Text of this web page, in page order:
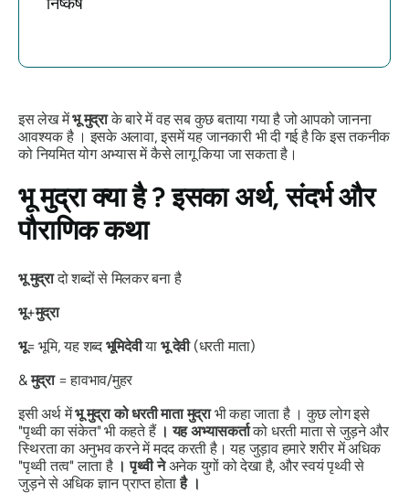
इस लेख मेंभूमुद्राके बारे में वह सब कुछ बताया गया है जो आपको जानना
आवश्यक है । इसके अलावा, इसमें यह जानकारी भी दी गई है कि इस तकनीक
को नियमित योग अभ्यास में कैसे लागू किया जा सकता है।
भू मुद्राक्या है ? इसका अर्थ, संदर्भ और
पौराणिक कथा
भूमुद्रादो शब्दों से मिलकर बना है
भू+मुद्रा
भू= भूमि, यह शब्दभूमिदेवीया भूदेवी(धरती माता)
&मुद्रा= हावभाव/मुहर
इसी अर्थ मेंभूमुद्रा कोधरती मातामुद्राभी कहा जाता है । कुछ लोग इसे
"पृथ्वी का संकेत" भी कहते हैं । यहअभ्यासकर्ताको धरती माता से जुड़ने और
स्थिरता का अनुभव करने में मदद करती है। यह जुड़ाव हमारे शरीर में अधिक
"पृथ्वी तत्व" लाता है । पृथ्वीनेअनेक युगों को देखा है, और स्वयं पृथ्वी से
जुड़ने से अधिक ज्ञान प्राप्त होताहै ।